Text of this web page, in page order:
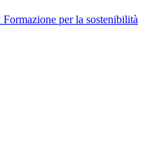
per la sostenibilità